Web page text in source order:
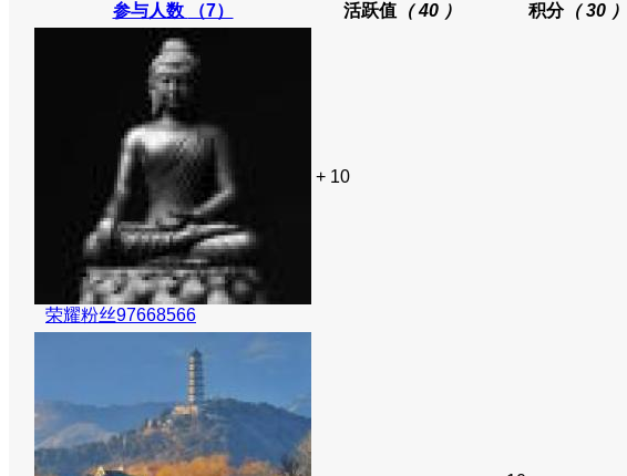
参与人数 （7） 活跃值（ 40 ） 积分（ 30 ）
荣耀粉丝97668566
+ 10